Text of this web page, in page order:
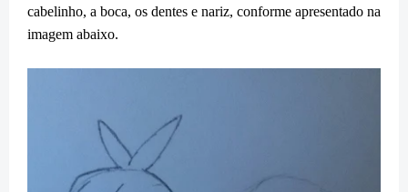
cabelinho, a boca, os dentes e nariz, conforme apresentado na
imagem abaixo.